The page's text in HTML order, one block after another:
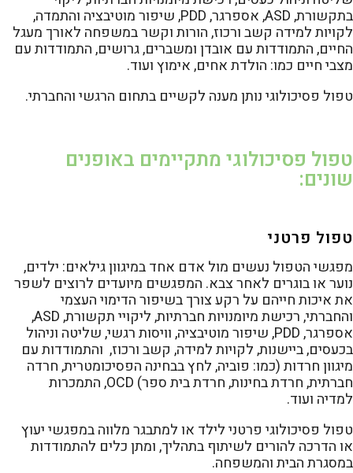
בתקשורת, ASD, אספרגר, PDD, שיפור מוטיבציה והתמדה,
לקויות למידה קשב ורכוז, הורות וקשר במשפחה לאורך מעגל
החיים, התמודדות עם אובדן ומשברים, גרושים, התמודדות עם
מצבי חיים כמו: הולדת אחים, אימוץ ועוד.
טפול פסיכולוגי נותן מענה לקשיים בתחום הרגשי והחברתי.
טפול פסיכולוגי מתקיימים באופנים
שונים:
טפול פרטני
מפגשי הטפול נעשים מול אדם אחד במיגוון גילאים: ילדים,
נוער או בוגרים לאחר צבא. המפגשים מיועדים לרוצים לשפר
את איכות חייהם על רקע צורך בשיפור הדימוי העצמי
והחברתי, רכישת מיומנויות חברתיות, ליקויי תקשורת, ASD,
אספרגר, PDD, שיפור מוטיבציה, וויסות רגשי, שליטה וניהול
בכעסים, ביישנות, לקויות למידה, קשב ורכוז, והתמודדות עם
מיגוון חרדות (כמו: פוביה, לחץ בבחינה הפסיכומטרית, חרדה
חברתית, חרדת בחינות, חרדת בית ספר) OCD, התמכרות
למדיה ועוד.
טפול פסיכולוגי פרטני לילד או למתבגר מלווה במפגשי יעוץ
או הדרכה להורים לשיתוף בתהליך, ומתן כלים להתמודדות
במסגרת הבית והמשפחה.